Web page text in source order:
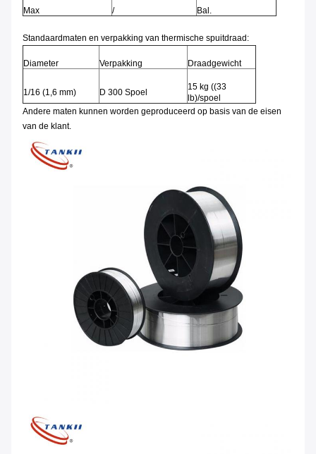
Max / Bal.
Standaardmaten en verpakking van thermische spuitdraad:
Diameter Verpakking Draadgewicht
1/16 (1,6 mm) D 300 Spoel
15 kg ((33
lb)/spoel
Andere maten kunnen worden geproduceerd op basis van de eisen
van de klant.